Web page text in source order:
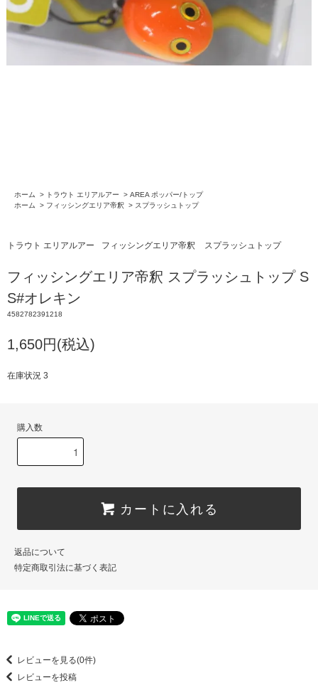
ホーム > トラウト エリアルアー > AREA ポッパー/トップ
ホーム
> フィッシングエリア帝釈 > スプラッシュトップ
トラウト エリアルアー フィッシングエリア帝釈 スプラッシュトップ
フィッシングエリア帝釈 スプラッシュトップ S
S#オレキン
4582782391218
1,650円(税込)
在庫状況 3
購入数
カートに入れる
返品について
特定商取引法に基づく表記
レビューを見る(0件)
レビューを投稿